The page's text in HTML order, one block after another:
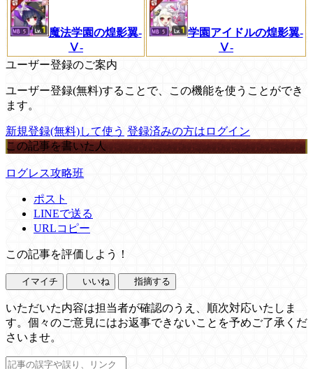
魔法学園の煌影翼-
Ⅴ-
学園アイドルの煌影翼-
Ⅴ-
ユーザー登録のご案内
ユーザー登録(無料)することで、この機能を使うことができ
ます。
新規登録(無料)して使う 登録済みの方はログイン
この記事を書いた人
ログレス攻略班
ポスト
LINEで送る
URLコピー
この記事を評価しよう！
イマイチ いいね 指摘する
いただいた内容は担当者が確認のうえ、順次対応いたしま
す。個々のご意見にはお返事できないことを予めご了承くだ
さいませ。